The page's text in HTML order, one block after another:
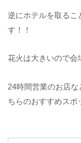
逆にホテルを取るこ
す！！
花火は大きいので会
24時間営業のお店
ちらのおすすめスポ